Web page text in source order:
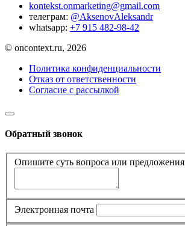
kontekst.onmarketing@gmail.com
телеграм: @AksenovAleksandr
whatsapp: +7 915 482-98-42
© oncontext.ru, 2026
Политика конфиденциальности
Отказ от ответственности
Согласие с рассылкой
Обратный звонок
Опишите суть вопроса или предложения
Электронная почта